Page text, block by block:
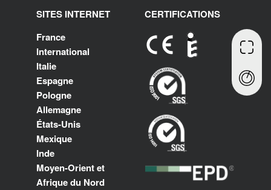
SITES INTERNET
France
International
Italie
Espagne
Pologne
Allemagne
États-Unis
Mexique
Inde
Moyen-Orient et
Afrique du Nord
CERTIFICATIONS